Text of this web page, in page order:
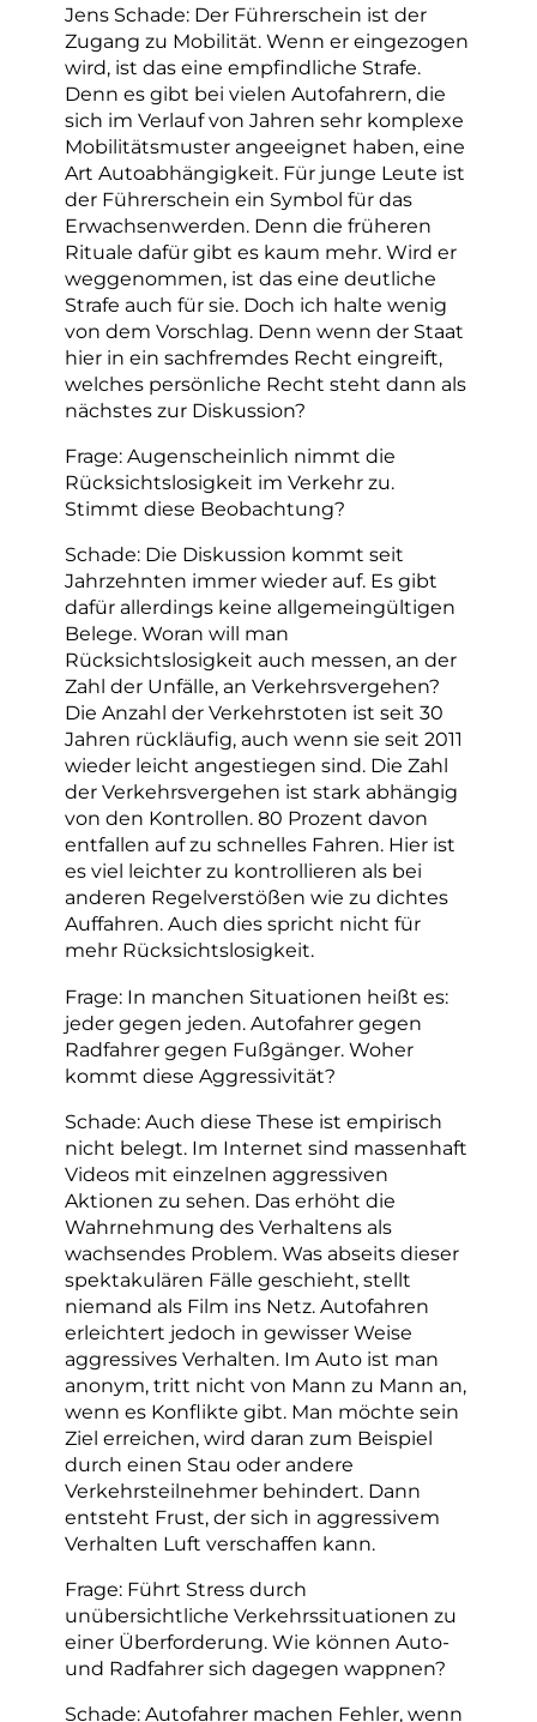
Jens Schade: Der Führerschein ist der
Zugang zu Mobilität. Wenn er eingezogen
wird, ist das eine empfindliche Strafe.
Denn es gibt bei vielen Autofahrern, die
sich im Verlauf von Jahren sehr komplexe
Mobilitätsmuster angeeignet haben, eine
Art Autoabhängigkeit. Für junge Leute ist
der Führerschein ein Symbol für das
Erwachsenwerden. Denn die früheren
Rituale dafür gibt es kaum mehr. Wird er
weggenommen, ist das eine deutliche
Strafe auch für sie. Doch ich halte wenig
von dem Vorschlag. Denn wenn der Staat
hier in ein sachfremdes Recht eingreift,
welches persönliche Recht steht dann als
nächstes zur Diskussion?
Frage: Augenscheinlich nimmt die
Rücksichtslosigkeit im Verkehr zu.
Stimmt diese Beobachtung?
Schade: Die Diskussion kommt seit
Jahrzehnten immer wieder auf. Es gibt
dafür allerdings keine allgemeingültigen
Belege. Woran will man
Rücksichtslosigkeit auch messen, an der
Zahl der Unfälle, an Verkehrsvergehen?
Die Anzahl der Verkehrstoten ist seit 30
Jahren rückläufig, auch wenn sie seit 2011
wieder leicht angestiegen sind. Die Zahl
der Verkehrsvergehen ist stark abhängig
von den Kontrollen. 80 Prozent davon
entfallen auf zu schnelles Fahren. Hier ist
es viel leichter zu kontrollieren als bei
anderen Regelverstößen wie zu dichtes
Auffahren. Auch dies spricht nicht für
mehr Rücksichtslosigkeit.
Frage: In manchen Situationen heißt es:
jeder gegen jeden. Autofahrer gegen
Radfahrer gegen Fußgänger. Woher
kommt diese Aggressivität?
Schade: Auch diese These ist empirisch
nicht belegt. Im Internet sind massenhaft
Videos mit einzelnen aggressiven
Aktionen zu sehen. Das erhöht die
Wahrnehmung des Verhaltens als
wachsendes Problem. Was abseits dieser
spektakulären Fälle geschieht, stellt
niemand als Film ins Netz. Autofahren
erleichtert jedoch in gewisser Weise
aggressives Verhalten. Im Auto ist man
anonym, tritt nicht von Mann zu Mann an,
wenn es Konflikte gibt. Man möchte sein
Ziel erreichen, wird daran zum Beispiel
durch einen Stau oder andere
Verkehrsteilnehmer behindert. Dann
entsteht Frust, der sich in aggressivem
Verhalten Luft verschaffen kann.
Frage: Führt Stress durch
unübersichtliche Verkehrssituationen zu
einer Überforderung. Wie können Auto-
und Radfahrer sich dagegen wappnen?
Schade: Autofahrer machen Fehler, wenn